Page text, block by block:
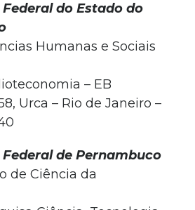
do Estado do
Humanas e Sociais
– EB
Urca – Rio de Janeiro –
de Pernambuco
de Ciência da